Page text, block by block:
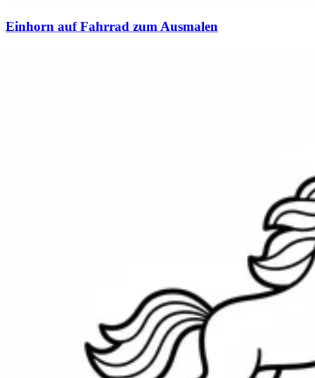
Einhorn auf Fahrrad zum Ausmalen